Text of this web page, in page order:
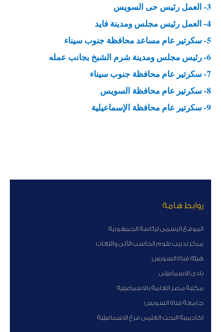
3- العمل رئيس حى السويس
4- العمل رئيس مجلس ومدينة فايد
5- سكرتير عام مساعد محافظة جنوب سيناء
6- رئيس مجلس ومدينة شرم الشبخ بجانب عمله
7- سكرتير عام محافظة جنوب سيناء
8- سكرتير عام محافظة السويس
9- سكرتير عام محافظة الإسماعيلية
روابط هامة
الموقع الرسمى لرئاسة الجمهورية
مركز تدريب علوم الحاسب الآلى واللغات
هيئة قناة السوبس
نادى الاسماعيلى
مكتبة مصر العامة بالاسماعيلية
جامعة قناة السويس
اكاديمية البحث العلمى فرع الاسماعيلية